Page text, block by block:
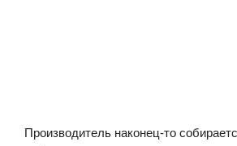
Производитель наконец-то